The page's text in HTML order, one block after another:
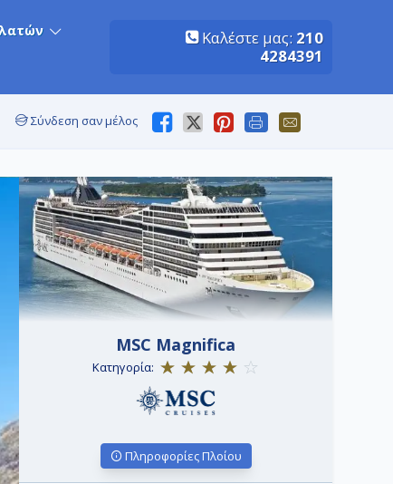
Καλέστε μας: 210
4284391
Σύνδεση σαν μέλος
MSC Magnifica
Κατηγορία:
Πληροφορίες Πλοίου